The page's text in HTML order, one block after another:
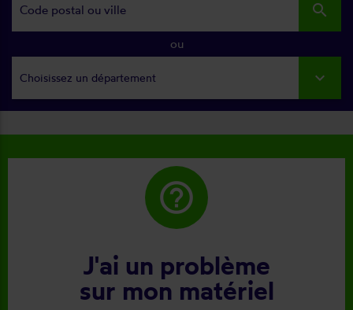
search
ou
Choisissez un département
help_outline
J'ai un problème
sur mon matériel